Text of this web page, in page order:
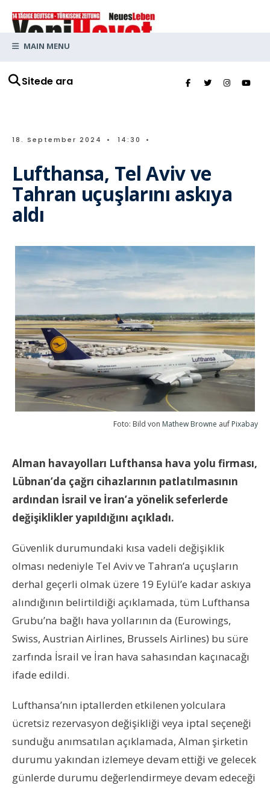
Sitede ara
MAIN MENU
18. September 2024 • 14:30 •
Lufthansa, Tel Aviv ve
Tahran uçuşlarını askıya
aldı
Foto: Bild von Mathew Browne auf Pixabay
Alman havayolları Lufthansa hava yolu firması,
Lübnan’da çağrı cihazlarının patlatılmasının
ardından İsrail ve İran’a yönelik seferlerde
değişiklikler yapıldığını açıkladı.
Güvenlik durumundaki kısa vadeli değişiklik
olması nedeniyle Tel Aviv ve Tahran’a uçuşların
derhal geçerli olmak üzere 19 Eylül’e kadar askıya
alındığının belirtildiği açıklamada, tüm Lufthansa
Grubu’na bağlı hava yollarının da (Eurowings,
Swiss, Austrian Airlines, Brussels Airlines) bu süre
zarfında İsrail ve İran hava sahasından kaçınacağı
ifade edildi.
Lufthansa’nın iptallerden etkilenen yolculara
ücretsiz rezervasyon değişikliği veya iptal seçeneği
sunduğu anımsatılan açıklamada, Alman şirketin
durumu yakından izlemeye devam ettiği ve gelecek
günlerde durumu değerlendirmeye devam edeceği